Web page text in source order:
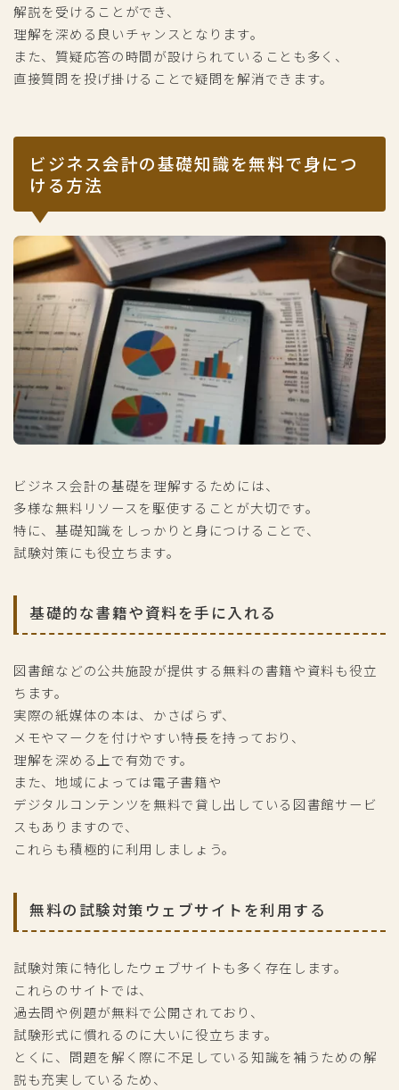
解説を受けることができ、
理解を深める良いチャンスとなります。
また、質疑応答の時間が設けられていることも多く、
直接質問を投げ掛けることで疑問を解消できます。
ビジネス会計の基礎知識を無料で身につ
ける方法
ビジネス会計の基礎を理解するためには、
多様な無料リソースを駆使することが大切です。
特に、基礎知識をしっかりと身につけることで、
試験対策にも役立ちます。
基礎的な書籍や資料を手に入れる
図書館などの公共施設が提供する無料の書籍や資料も役立
ちます。
実際の紙媒体の本は、かさばらず、
メモやマークを付けやすい特長を持っており、
理解を深める上で有効です。
また、地域によっては電子書籍や
デジタルコンテンツを無料で貸し出している図書館サービ
スもありますので、
これらも積極的に利用しましょう。
無料の試験対策ウェブサイトを利用する
試験対策に特化したウェブサイトも多く存在します。
これらのサイトでは、
過去問や例題が無料で公開されており、
試験形式に慣れるのに大いに役立ちます。
とくに、問題を解く際に不足している知識を補うための解
説も充実しているため、